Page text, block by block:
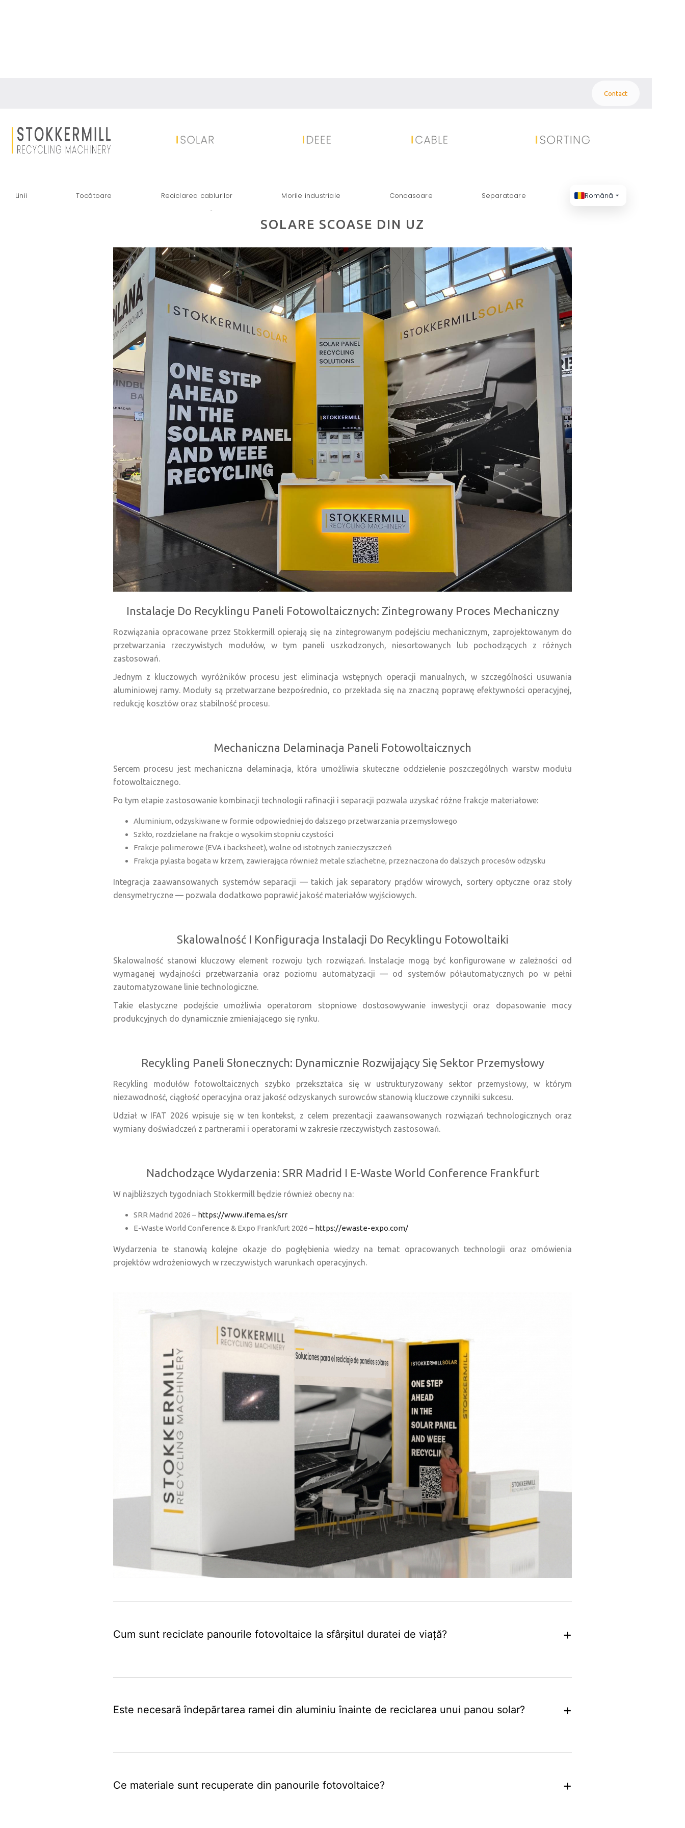
Contact
Linii Tocătoare Reciclarea cablurilor Morile industriale Concasoare Separatoare Română
LA IFAT 2026 | STOKKERMILL PENTRU PRELUCRAREA MODULELOR
SOLARE SCOASE DIN UZ
Instalacje Do Recyklingu Paneli Fotowoltaicznych: Zintegrowany Proces Mechaniczny
Rozwiązania opracowane przez Stokkermill opierają się na zintegrowanym podejściu mechanicznym, zaprojektowanym do
przetwarzania rzeczywistych modułów, w tym paneli uszkodzonych, niesortowanych lub pochodzących z różnych
zastosowań.
Jednym z kluczowych wyróżników procesu jest eliminacja wstępnych operacji manualnych, w szczególności usuwania
aluminiowej ramy. Moduły są przetwarzane bezpośrednio, co przekłada się na znaczną poprawę efektywności operacyjnej,
redukcję kosztów oraz stabilność procesu.
Mechaniczna Delaminacja Paneli Fotowoltaicznych
Sercem procesu jest mechaniczna delaminacja, która umożliwia skuteczne oddzielenie poszczególnych warstw modułu
fotowoltaicznego.
Po tym etapie zastosowanie kombinacji technologii rafinacji i separacji pozwala uzyskać różne frakcje materiałowe:
Aluminium, odzyskiwane w formie odpowiedniej do dalszego przetwarzania przemysłowego
Szkło, rozdzielane na frakcje o wysokim stopniu czystości
Frakcje polimerowe (EVA i backsheet), wolne od istotnych zanieczyszczeń
Frakcja pylasta bogata w krzem, zawierająca również metale szlachetne, przeznaczona do dalszych procesów odzysku
Integracja zaawansowanych systemów separacji — takich jak separatory prądów wirowych, sortery optyczne oraz stoły
densymetryczne — pozwala dodatkowo poprawić jakość materiałów wyjściowych.
Skalowalność I Konfiguracja Instalacji Do Recyklingu Fotowoltaiki
Skalowalność stanowi kluczowy element rozwoju tych rozwiązań. Instalacje mogą być konfigurowane w zależności od
wymaganej wydajności przetwarzania oraz poziomu automatyzacji — od systemów półautomatycznych po w pełni
zautomatyzowane linie technologiczne.
Takie elastyczne podejście umożliwia operatorom stopniowe dostosowywanie inwestycji oraz dopasowanie mocy
produkcyjnych do dynamicznie zmieniającego się rynku.
Recykling Paneli Słonecznych: Dynamicznie Rozwijający Się Sektor Przemysłowy
Recykling modułów fotowoltaicznych szybko przekształca się w ustrukturyzowany sektor przemysłowy, w którym
niezawodność, ciągłość operacyjna oraz jakość odzyskanych surowców stanowią kluczowe czynniki sukcesu.
Udział w IFAT 2026 wpisuje się w ten kontekst, z celem prezentacji zaawansowanych rozwiązań technologicznych oraz
wymiany doświadczeń z partnerami i operatorami w zakresie rzeczywistych zastosowań.
Nadchodzące Wydarzenia: SRR Madrid I E-Waste World Conference Frankfurt
W najbliższych tygodniach Stokkermill będzie również obecny na:
SRR Madrid 2026 – https://www.ifema.es/srr
E-Waste World Conference & Expo Frankfurt 2026 – https://ewaste-expo.com/
Wydarzenia te stanowią kolejne okazje do pogłębienia wiedzy na temat opracowanych technologii oraz omówienia
projektów wdrożeniowych w rzeczywistych warunkach operacyjnych.
Cum sunt reciclate panourile fotovoltaice la sfârșitul duratei de viață? +
Este necesară îndepărtarea ramei din aluminiu înainte de reciclarea unui panou solar? +
Ce materiale sunt recuperate din panourile fotovoltaice? +